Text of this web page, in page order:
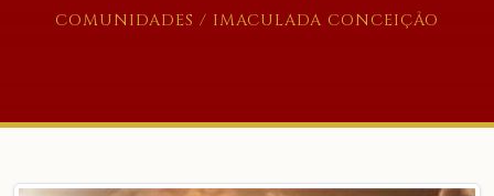
COMUNIDADES / IMACULADA CONCEIÇÃO